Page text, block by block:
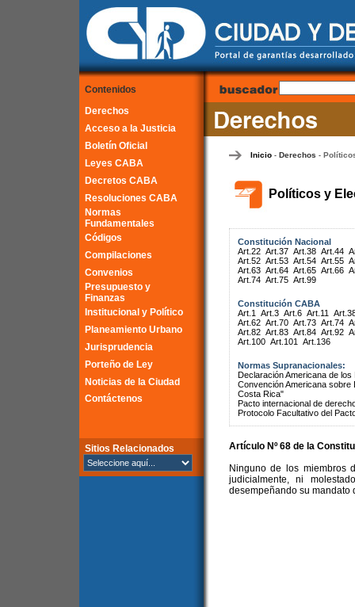
Contenidos
Derechos
Acceso a la Justicia
Boletín Oficial
Leyes CABA
Decretos CABA
Resoluciones CABA
Normas
Fundamentales
Códigos
Compilaciones
Convenios
Presupuesto y
Finanzas
Institucional y Político
Planeamiento Urbano
Jurisprudencia
Porteño de Ley
Noticias de la Ciudad
Contáctenos
Sitios Relacionados
Inicio- Derechos -
Políticos y
Constitución Nacional
Art.22 Art.37 Art.38 Art.44
Art.52 Art.53 Art.54 Art.55
Art.63 Art.64 Art.65 Art.66
Art.74 Art.75 Art.99
Constitución CABA
Art.1
Art.3 Art.6 Art.11
Art.62 Art.70 Art.73 Art.74
Art.82 Art.83 Art.84 Art.92
Art.100 Art.101 Art.136
Normas Supranacionales:
Declaración Americana de
Convención Americana
Costa Rica"
Pacto internacional de
Protocolo Facultativo del
Artículo Nº 68 de la
Ninguno de los miembros
judicialmente, ni
desempeñando su mandato